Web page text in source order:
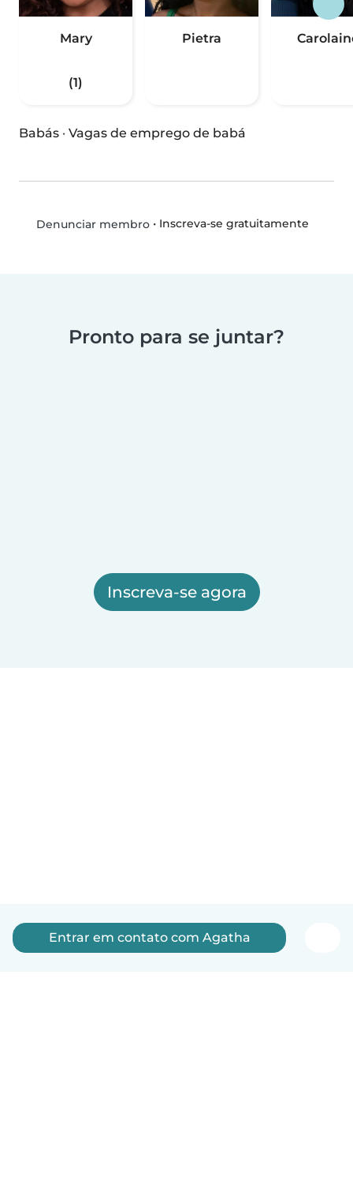
Mary
(1)
Pietra
Babás · Vagas de emprego de babá
Denunciar membro• Inscreva-se gratuitamente
Pronto para se juntar?
Inscreva-se agora
Entrar em contato com Agatha